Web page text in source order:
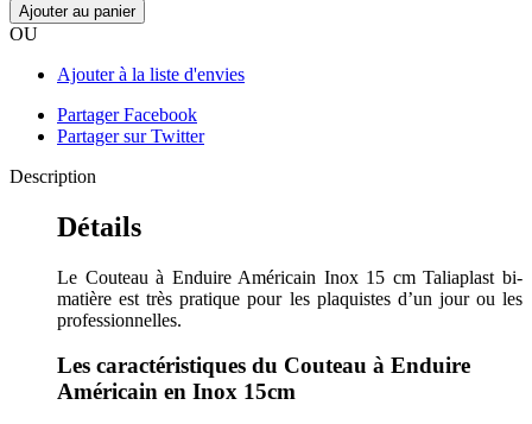
Ajouter au panier
OU
Ajouter à la liste d'envies
Partager Facebook
Partager sur Twitter
Description
Détails
Le Couteau à Enduire Américain Inox 15 cm Taliaplast bi-
matière est très pratique pour les plaquistes d’un jour ou les
professionnelles.
Les caractéristiques du Couteau à Enduire
Américain en Inox 15cm